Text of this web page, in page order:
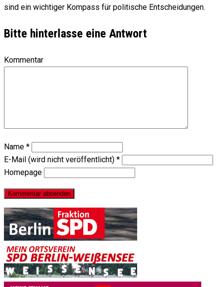
sind ein wichtiger Kompass für politische Entscheidungen.
Bitte hinterlasse eine Antwort
Kommentar
Name *
E-Mail (wird nicht veröffentlicht) *
Homepage